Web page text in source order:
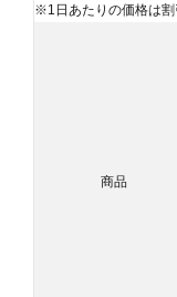
※1日あたりの価格は割
商品